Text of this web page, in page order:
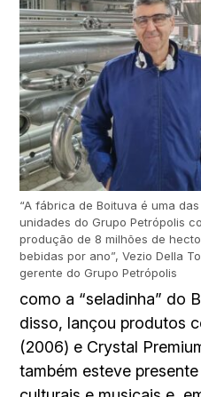
“A fábrica de Boituva é uma
unidades do Grupo Petrópolis
produção de 8 milhões de
bebidas por ano”, Vezio Della
gerente do Grupo Petrópolis
como a “seladinha” do
disso, lançou produtos
(2006) e Crystal
também esteve